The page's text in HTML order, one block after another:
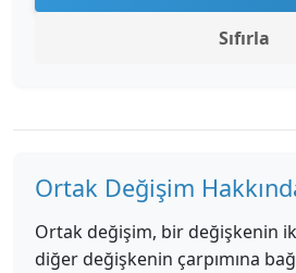
Sıfırla
Ortak Değişim
Ortak değişim, bir değişkenin
diğer değişkenin çarpımına